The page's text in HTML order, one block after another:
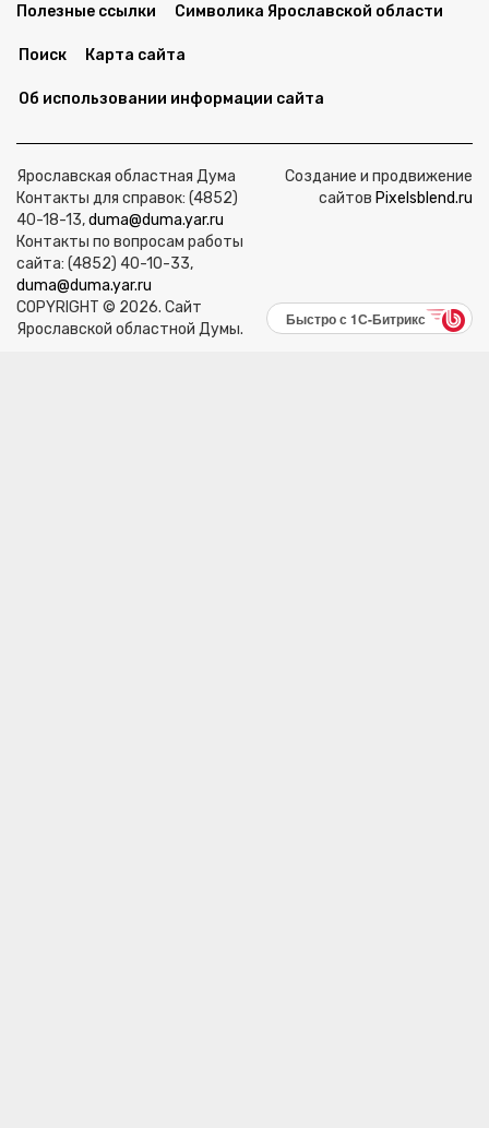
Полезные ссылки Символика Ярославской области
Поиск Карта сайта
Об использовании информации сайта
Ярославская областная Дума
Контакты для справок: (4852)
40-18-13,duma@duma.yar.ru
Контакты по вопросам работы
сайта: (4852) 40-10-33,
duma@duma.yar.ru
COPYRIGHT © 2026. Сайт
Ярославской областной Думы.
Создание и продвижение
сайтов Pixelsblend.ru
Быстро с 1С-Битрикс